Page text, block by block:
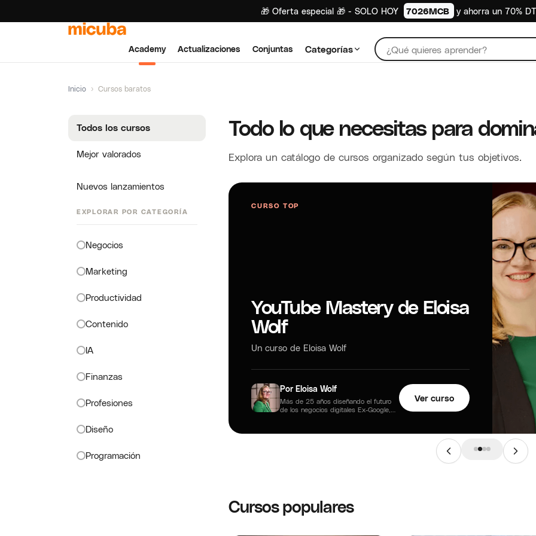
🎁 Oferta especial 🎁 - SOLO HOY 7026MCB y ahorra un 70%
Academy Actualizaciones Conjuntas Categorías
Inicio › Cursos baratos
Todos los cursos
Mejor valorados
Nuevos lanzamientos
EXPLORAR POR CATEGORÍA
Negocios
Marketing
Productividad
Contenido
IA
Finanzas
Profesiones
Diseño
Programación
Todo lo que necesitas para
Explora un catálogo de cursos organizado según tus objetivos.
CURSO TOP
YouTube Mastery de Eloisa
Wolf
Un curso de Eloisa Wolf
Por Eloisa Wolf
Más de 25 años diseñando el futuro
de los negocios digitales Ex-Google,
Ver curso
Cursos populares